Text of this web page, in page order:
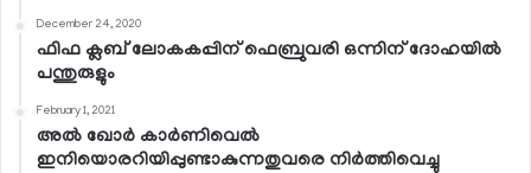
December 24, 2020
ഫിഫ ക്ലബ് ലോകകപ്പിന് ഫെബ്രുവരി ഒന്നിന് ദോഹയില്‍
പന്തുരുളും
February 1, 2021
അല്‍ ഖോര്‍ കാര്‍ണിവെല്‍
ഇനിയൊരറിയിപ്പുണ്ടാകുന്നതുവരെ നിര്‍ത്തിവെച്ചു